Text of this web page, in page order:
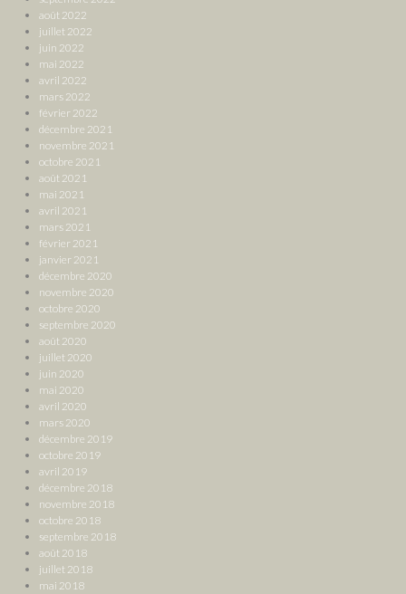
août 2022
juillet 2022
juin 2022
mai 2022
avril 2022
mars 2022
février 2022
décembre 2021
novembre 2021
octobre 2021
août 2021
mai 2021
avril 2021
mars 2021
février 2021
janvier 2021
décembre 2020
novembre 2020
octobre 2020
septembre 2020
août 2020
juillet 2020
juin 2020
mai 2020
avril 2020
mars 2020
décembre 2019
octobre 2019
avril 2019
décembre 2018
novembre 2018
octobre 2018
septembre 2018
août 2018
juillet 2018
mai 2018